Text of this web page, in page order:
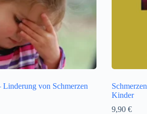
Linderung von Schmerzen
Kinder
9,90 €